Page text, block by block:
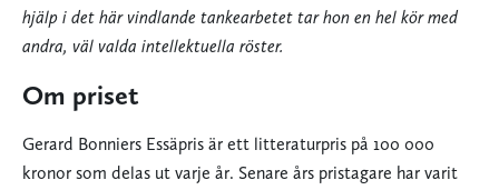
hjälp i det här vindlande tankearbetet tar hon en hel kör med
andra, väl valda intellektuella röster.
Om priset
Gerard Bonniers Essäpris är ett litteraturpris på 100 000
kronor som delas ut varje år. Senare års pristagare har varit